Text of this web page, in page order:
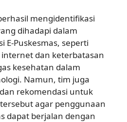
mengidentifikasi
dihadapi dalam
E-Puskesmas, seperti
dan keterbatasan
kesehatan dalam
Namun, tim juga
rekomendasi untuk
agar penggunaan
dapat berjalan dengan